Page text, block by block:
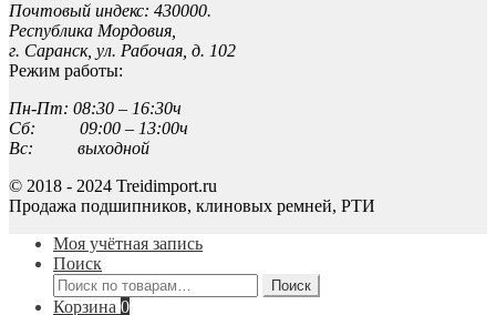
Почтовый индекс: 430000.
Республика Мордовия,
г. Саранск, ул. Рабочая, д. 102
Режим работы:
Пн-Пт: 08:30 – 16:30ч
Сб: 09:00 – 13:00ч
Вс: выходной
© 2018 - 2024 Treidimport.ru
Продажа подшипников, клиновых ремней, РТИ
Моя учётная запись
Поиск
Искать:
Поиск
Корзина 0